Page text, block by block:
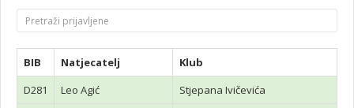
BIB Natjecatelj
Klub
D281
Leo Agić
Stjepana Ivičevića